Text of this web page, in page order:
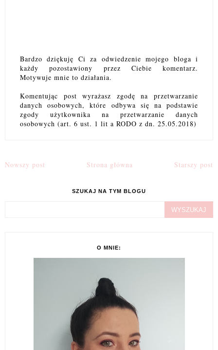
Bardzo dziękuję Ci za odwiedzenie mojego bloga i
każdy pozostawiony przez Ciebie komentarz.
Motywuje mnie to działania.
Komentując post wyrażasz zgodę na przetwarzanie
danych osobowych, które odbywa się na podstawie
zgody użytkownika na przetwarzanie danych
osobowych (art. 6 ust. 1 lit a RODO z dn. 25.05.2018)
Nowszy post Starszy post
Strona główna
SZUKAJ NA TYM BLOGU
O MNIE: